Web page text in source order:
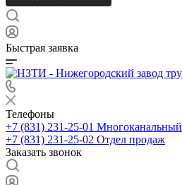
Быстрая заявка
Телефоны
+7 (831) 231-25-01 Многоканальный
+7 (831) 231-25-02 Отдел продаж
Заказать звонок